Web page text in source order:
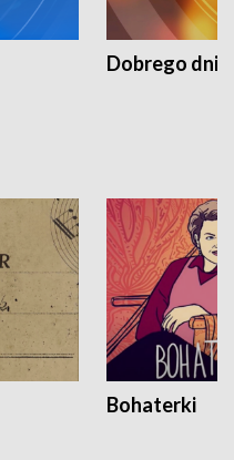
Dobrego dnia
Bohaterki